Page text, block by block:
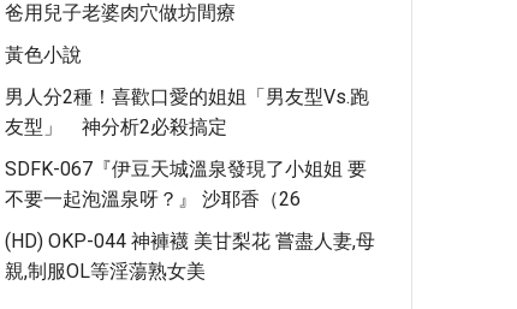
爸用兒子老婆肉穴做坊間療
黃色小說
男人分2種！喜歡口愛的姐姐「男友型vs.跑
友型」 神分析2必殺搞定
SDFK-067『伊豆天城溫泉發現了小姐姐 要
不要一起泡溫泉呀？』 沙耶香（26
(HD) OKP-044 神褲襪 美甘梨花 嘗盡人妻,母
親,制服OL等淫蕩熟女美